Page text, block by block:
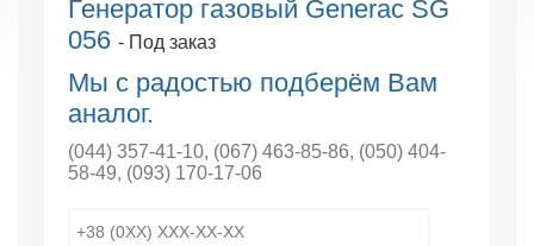
Генератор газовый Generac SG
056 - Под заказ
Мы с радостью подберём Вам
аналог.
(044) 357-41-10, (067) 463-85-86, (050) 404-
58-49, (093) 170-17-06